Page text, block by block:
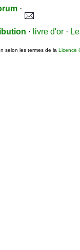
·
· livre d'or ·
selon les termes de la Licence